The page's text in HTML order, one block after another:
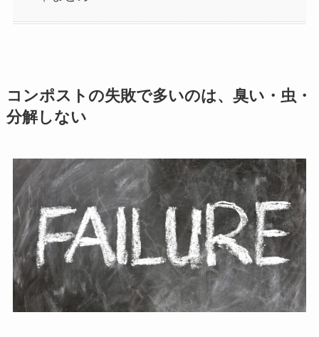
コンポストの失敗で多いのは、臭い・虫・
分解しない